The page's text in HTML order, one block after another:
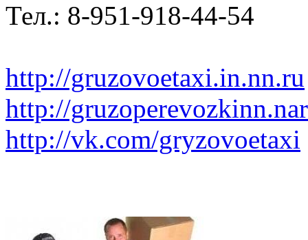
Тел.: 8-951-918-44-54
http://gruzovoetaxi.in.nn.ru
http://
http://vk.com/gryzovoetaxi